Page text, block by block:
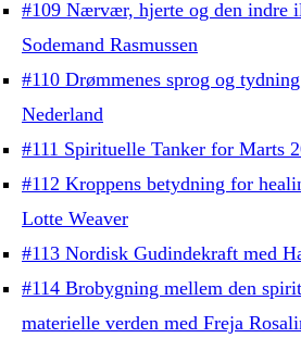
#109 Nærvær, hjerte og den indre
Sodemand Rasmussen
#110 Drømmenes sprog og
Nederland
#111 Spirituelle Tanker for Marts
#112 Kroppens betydning for
Lotte Weaver
#113 Nordisk Gudindekraft med
#114 Brobygning mellem den
materielle verden med Freja